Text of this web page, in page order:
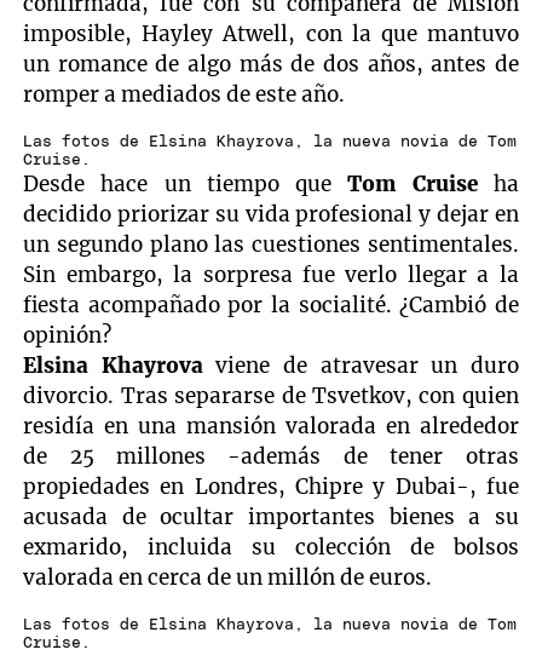
imposible, Hayley Atwell, con la que mantuvo
un romance de algo más de dos años, antes de
romper a mediados de este año.
Las fotos de Elsina Khayrova, la nueva novia de Tom
Cruise.
Desde hace un tiempo queTom Cruiseha
decidido priorizar su vida profesional y dejar en
un segundo plano las cuestiones sentimentales.
Sin embargo, la sorpresa fue verlo llegar a la
fiesta acompañado por la socialité. ¿Cambió de
opinión?
Elsina Khayrovaviene de atravesar un duro
divorcio. Tras separarse de Tsvetkov, con quien
residía en una mansión valorada en alrededor
de 25 millones -además de tener otras
propiedades en Londres, Chipre y Dubai-, fue
acusada de ocultar importantes bienes a su
exmarido, incluida su colección de bolsos
valorada en cerca de un millón de euros.
Las fotos de Elsina Khayrova, la nueva novia de Tom
Cruise.